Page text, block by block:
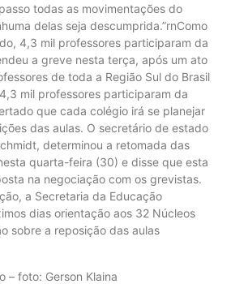
todas as movimentações do
delas seja descumprida.”rnComo
4,3 mil professores participaram da
a greve nesta terça, após um ato
de toda a Região Sul do Brasil
mil professores participaram da
que cada colégio irá se planejar
das aulas. O secretário de estado
determinou a retomada das
quarta-feira (30) e disse que esta
na negociação com os grevistas.
a Secretaria da Educação
dias orientação aos 32 Núcleos
sobre a reposição das aulas
– foto: Gerson Klaina